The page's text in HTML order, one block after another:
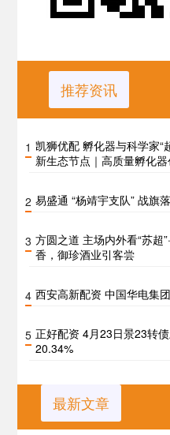
推荐资讯
1 凯狮优配 孵化器与科学家“
新生态节点｜高质量孵化
2 易盛通 “杨靖宇支队” 战旗
3 方圆之道 主场内外看“苏超
香，御珍酒业引客尝
4 西安高新配资 中国华电集
5 正好配资 4月23日景23转
20.34%
最新文章